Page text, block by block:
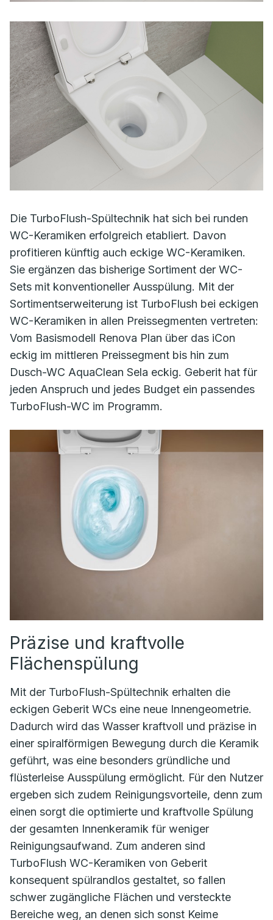
Die TurboFlush-Spültechnik hat sich bei runden
WC-Keramiken erfolgreich etabliert. Davon
profitieren künftig auch eckige WC-Keramiken.
Sie ergänzen das bisherige Sortiment der WC-
Sets mit konventioneller Ausspülung. Mit der
Sortimentserweiterung ist TurboFlush bei eckigen
WC-Keramiken in allen Preissegmenten vertreten:
Vom Basismodell Renova Plan über das iCon
eckig im mittleren Preissegment bis hin zum
Dusch-WC AquaClean Sela eckig. Geberit hat für
jeden Anspruch und jedes Budget ein passendes
TurboFlush-WC im Programm.
Präzise und kraftvolle
Flächenspülung
Mit der TurboFlush-Spültechnik erhalten die
eckigen Geberit WCs eine neue Innengeometrie.
Dadurch wird das Wasser kraftvoll und präzise in
einer spiralförmigen Bewegung durch die Keramik
geführt, was eine besonders gründliche und
flüsterleise Ausspülung ermöglicht. Für den Nutzer
ergeben sich zudem Reinigungsvorteile, denn zum
einen sorgt die optimierte und kraftvolle Spülung
der gesamten Innenkeramik für weniger
Reinigungsaufwand. Zum anderen sind
TurboFlush WC-Keramiken von Geberit
konsequent spülrandlos gestaltet, so fallen
schwer zugängliche Flächen und versteckte
Bereiche weg, an denen sich sonst Keime